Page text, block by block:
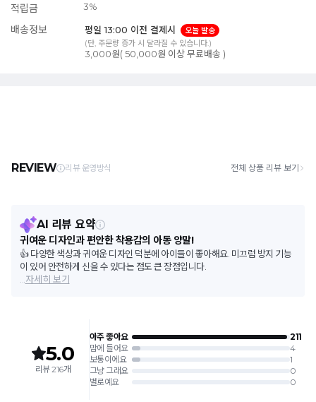
적립금 3%
배송정보 평일 13:00 이전 결제시
오늘 발송
(단, 주문량 증가 시 달라질 수 있습니다.)
3,000원( 50,000원 이상 무료배송 )